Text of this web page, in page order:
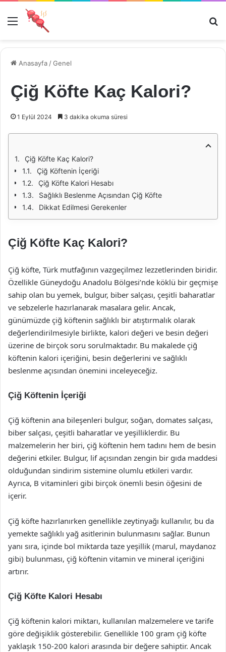
Menü
Anasayfa /Genel
Çiğ Köfte Kaç Kalori?
1 Eylül 2024 3 dakika okuma süresi
Çiğ Köfte Kaç Kalori?
Çiğ Köftenin İçeriği
Çiğ Köfte Kalori Hesabı
Sağlıklı Beslenme Açısından Çiğ Köfte
Dikkat Edilmesi Gerekenler
Çiğ Köfte Kaç Kalori?
Çiğ köfte, Türk mutfağının vazgeçilmez lezzetlerinden biridir.
Özellikle Güneydoğu Anadolu Bölgesi’nde köklü bir geçmişe
sahip olan bu yemek, bulgur, biber salçası, çeşitli baharatlar
ve sebzelerle hazırlanarak masalara gelir. Ancak,
günümüzde çiğ köftenin sağlıklı bir atıştırmalık olarak
değerlendirilmesiyle birlikte, kalori değeri ve besin değeri
üzerine de birçok soru sorulmaktadır. Bu makalede çiğ
köftenin kalori içeriğini, besin değerlerini ve sağlıklı
beslenme açısından önemini inceleyeceğiz.
Çiğ Köftenin İçeriği
Çiğ köftenin ana bileşenleri bulgur, soğan, domates salçası,
biber salçası, çeşitli baharatlar ve yeşilliklerdir. Bu
malzemelerin her biri, çiğ köftenin hem tadını hem de besin
değerini etkiler. Bulgur, lif açısından zengin bir gıda maddesi
olduğundan sindirim sistemine olumlu etkileri vardır.
Ayrıca, B vitaminleri gibi birçok önemli besin öğesini de
içerir.
Çiğ köfte hazırlanırken genellikle zeytinyağı kullanılır, bu da
yemekte sağlıklı yağ asitlerinin bulunmasını sağlar. Bunun
yanı sıra, içinde bol miktarda taze yeşillik (marul, maydanoz
gibi) bulunması, çiğ köftenin vitamin ve mineral içeriğini
artırır.
Çiğ Köfte Kalori Hesabı
Çiğ köftenin kalori miktarı, kullanılan malzemelere ve tarife
göre değişiklik gösterebilir. Genellikle 100 gram çiğ köfte
yaklaşık 150-200 kalori arasında bir değere sahiptir. Ancak